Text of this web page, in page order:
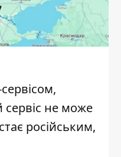
не може
російським,